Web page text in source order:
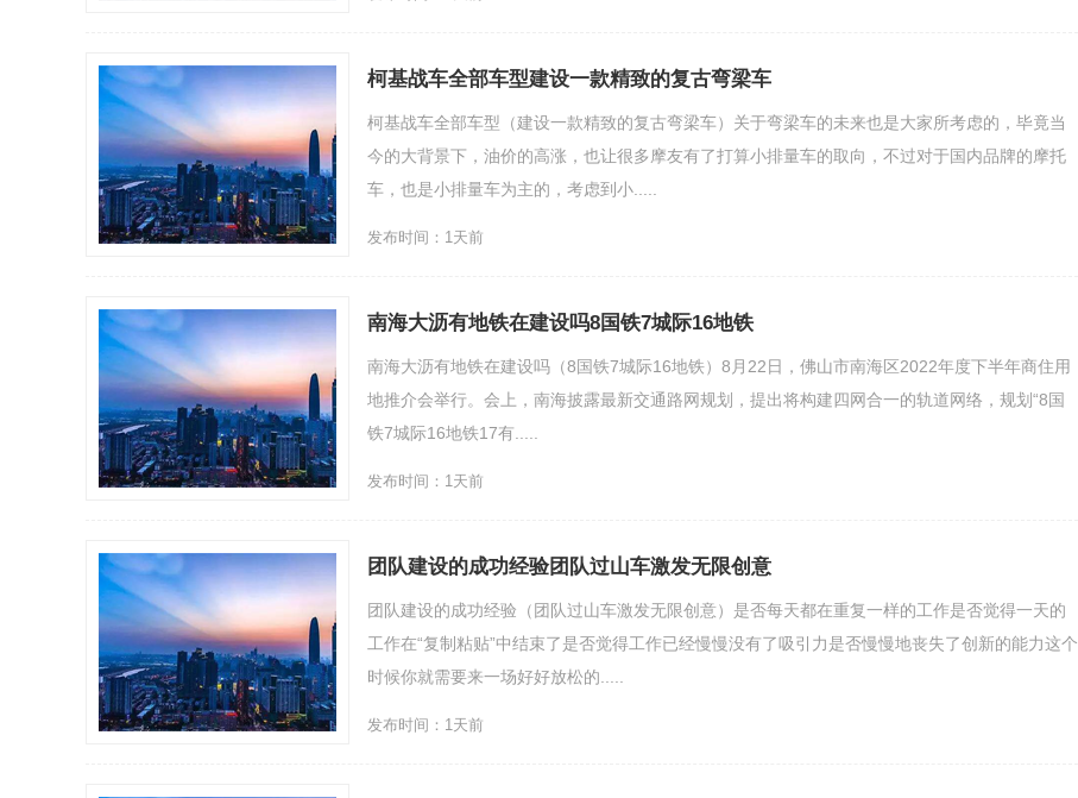
柯基战车全部车型建设一款精致的复古弯梁车
柯基战车全部车型（建设一款精致的复古弯梁车）关于弯梁车的未来也是大家所考虑的，毕竟当
今的大背景下，油价的高涨，也让很多摩友有了打算小排量车的取向，不过对于国内品牌的摩托
车，也是小排量车为主的，考虑到小.....
发布时间：1天前
南海大沥有地铁在建设吗8国铁7城际16地铁
南海大沥有地铁在建设吗（8国铁7城际16地铁）8月22日，佛山市南海区2022年度下半年商住用
地推介会举行。会上，南海披露最新交通路网规划，提出将构建四网合一的轨道网络，规划“8国
铁7城际16地铁17有.....
发布时间：1天前
团队建设的成功经验团队过山车激发无限创意
团队建设的成功经验（团队过山车激发无限创意）是否每天都在重复一样的工作是否觉得一天的
工作在“复制粘贴”中结束了是否觉得工作已经慢慢没有了吸引力是否慢慢地丧失了创新的能力这个
时候你就需要来一场好好放松的.....
发布时间：1天前